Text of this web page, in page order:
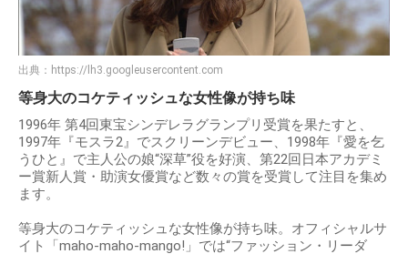
出典： https://lh3.googleusercontent.com
等身大のコケティッシュな女性像が持ち味
1996年 第4回東宝シンデレラグランプリ受賞を果たすと、
1997年『モスラ2』でスクリーンデビュー、1998年『愛を乞
うひと』で主人公の娘“深草”役を好演、第22回日本アカデミ
ー賞新人賞・助演女優賞など数々の賞を受賞して注目を集め
ます。
等身大のコケティッシュな女性像が持ち味。オフィシャルサ
イト「maho-maho-mango!」では“ファッション・リーダ